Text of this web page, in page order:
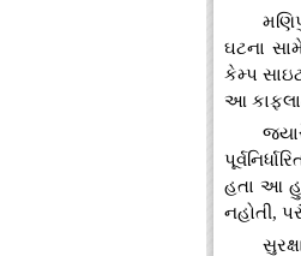
ઘટના
કેમ્પ
આ
હતા આ
નહોતી,